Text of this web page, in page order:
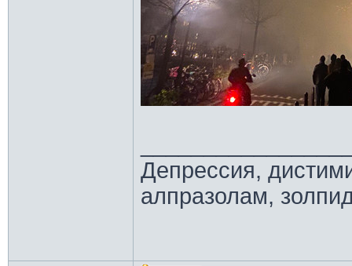
Депрессия,
алпразолам,